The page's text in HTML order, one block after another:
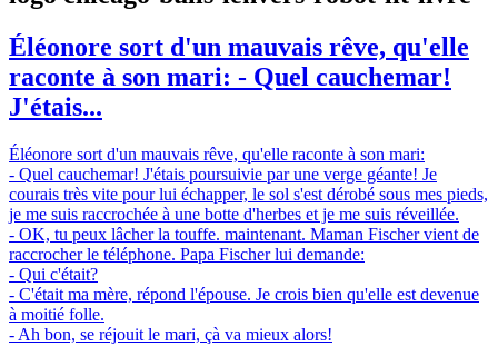
Éléonore sort d'un mauvais rêve, qu'elle
raconte à son mari: - Quel cauchemar!
J'étais...
Éléonore sort d'un mauvais rêve, qu'elle raconte à son mari:
- Quel cauchemar! J'étais poursuivie par une verge géante! Je
courais très vite pour lui échapper, le sol s'est dérobé sous mes pieds,
je me suis raccrochée à une botte d'herbes et je me suis réveillée.
- OK, tu peux lâcher la touffe. maintenant. Maman Fischer vient de
raccrocher le téléphone. Papa Fischer lui demande:
- Qui c'était?
- C'était ma mère, répond l'épouse. Je crois bien qu'elle est devenue
à moitié folle.
- Ah bon, se réjouit le mari, çà va mieux alors!